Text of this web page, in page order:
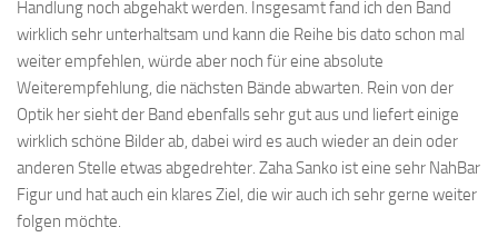
Handlung noch abgehakt werden. Insgesamt fand ich den Band
wirklich sehr unterhaltsam und kann die Reihe bis dato schon mal
weiter empfehlen, würde aber noch für eine absolute
Weiterempfehlung, die nächsten Bände abwarten. Rein von der
Optik her sieht der Band ebenfalls sehr gut aus und liefert einige
wirklich schöne Bilder ab, dabei wird es auch wieder an dein oder
anderen Stelle etwas abgedrehter. Zaha Sanko ist eine sehr NahBar
Figur und hat auch ein klares Ziel, die wir auch ich sehr gerne weiter
folgen möchte.